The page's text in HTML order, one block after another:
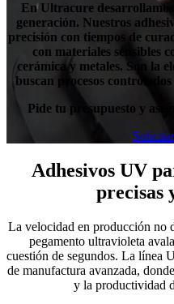
En Ultracure
generación. Nuestros
precisión con tiempos de
con materiales sensibles
cerámica y metales. Son la
buscan procesos
Pide tu presupuesto y
Adhesivos UV
precisas
La velocidad en producción no
pegamento ultravioleta
cuestión de segundos. La línea
de manufactura avanzada,
y la productividad